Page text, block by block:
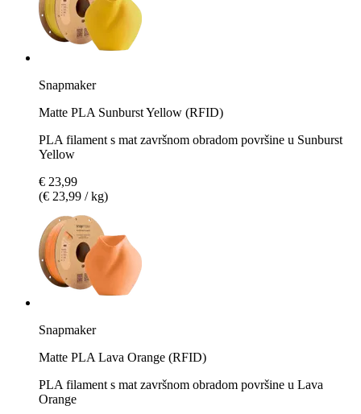
Snapmaker
Matte PLA Sunburst Yellow (RFID)
PLA filament s mat završnom obradom površine u Sunburst
Yellow
€ 23,99
(€ 23,99 / kg)
Snapmaker
Matte PLA Lava Orange (RFID)
PLA filament s mat završnom obradom površine u Lava
Orange